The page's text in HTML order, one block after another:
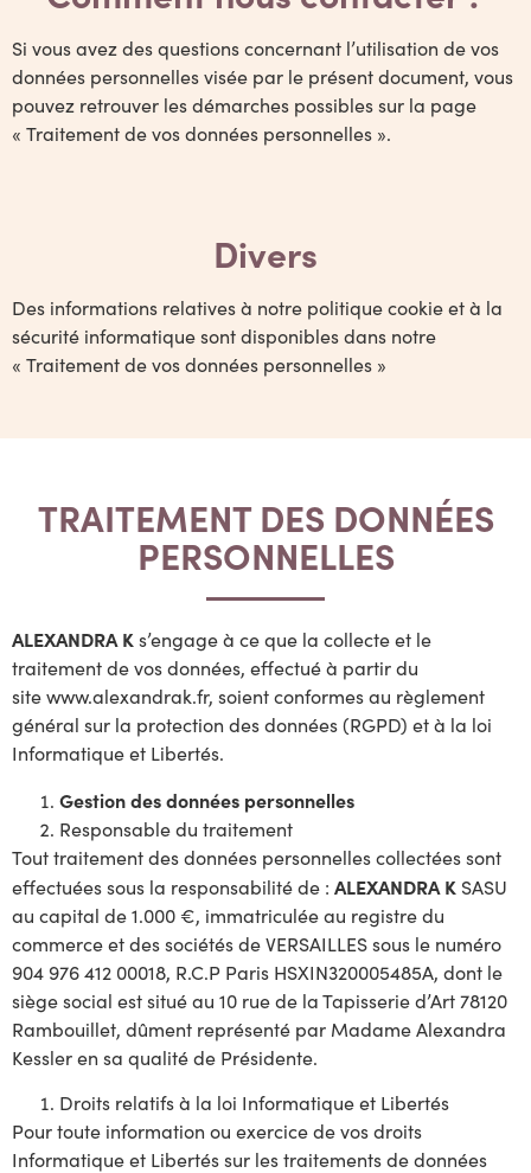
Si vous avez des questions concernant l’utilisation de vos
données personnelles visée par le présent document, vous
pouvez retrouver les démarches possibles sur la page
« Traitement de vos données personnelles ».
Divers
Des informations relatives à notre politique cookie et à la
sécurité informatique sont disponibles dans notre
« Traitement de vos données personnelles »
TRAITEMENT DES DONNÉES
PERSONNELLES
ALEXANDRA K s’engage à ce que la collecte et le
traitement de vos données, effectué à partir du
site www.alexandrak.fr, soient conformes au règlement
général sur la protection des données (RGPD) et à la loi
Informatique et Libertés.
Gestion des données personnelles
Responsable du traitement
Tout traitement des données personnelles collectées sont
effectuées sous la responsabilité de : ALEXANDRA K SASU
au capital de 1.000 €, immatriculée au registre du
commerce et des sociétés de VERSAILLES sous le numéro
904 976 412 00018, R.C.P Paris HSXIN320005485A, dont le
siège social est situé au 10 rue de la Tapisserie d’Art 78120
Rambouillet, dûment représenté par Madame Alexandra
Kessler en sa qualité de Présidente.
Droits relatifs à la loi Informatique et Libertés
Pour toute information ou exercice de vos droits
Informatique et Libertés sur les traitements de données